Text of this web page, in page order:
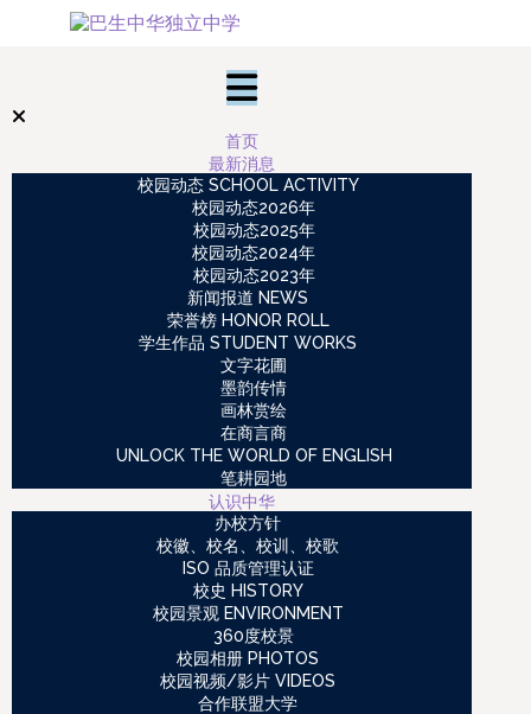
首页
最新消息
校园动态 SCHOOL ACTIVITY
校园动态2026年
校园动态2025年
校园动态2024年
校园动态2023年
新闻报道 NEWS
荣誉榜 HONOR ROLL
学生作品 STUDENT WORKS
文字花圃
墨韵传情
画林赏绘
在商言商
UNLOCK THE WORLD OF ENGLISH
笔耕园地
认识中华
办校方针
校徽、校名、校训、校歌
ISO 品质管理认证
校史 HISTORY
校园景观 ENVIRONMENT
360度校景
校园相册 PHOTOS
校园视频/影片 VIDEOS
合作联盟大学